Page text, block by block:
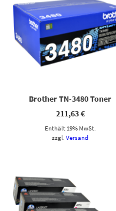
Brother TN-3480 Toner
211,63€
Enthält 19% MwSt.
zzgl.Versand